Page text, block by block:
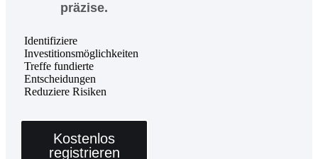
präzise.
Identifiziere
Investitionsmöglichkeiten
Treffe fundierte
Entscheidungen
Reduziere Risiken
Kostenlos
registrieren